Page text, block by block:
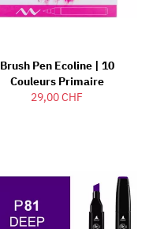
Brush Pen Ecoline | 10
Couleurs Primaire
29,00 CHF